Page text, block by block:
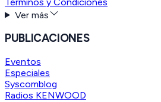
Ver más
PUBLICACIONES
Eventos
Especiales
Syscomblog
Radios KENWOOD